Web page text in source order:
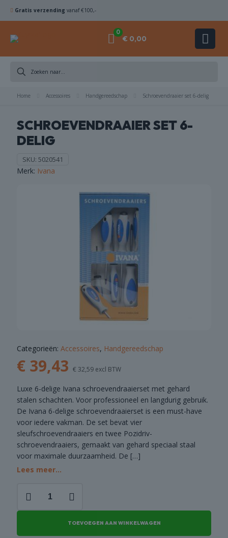
Gratis verzending vanaf €100,-
0
€ 0,00
Home Accessoires Handgereedschap Schroevendraaier set 6-delig
SCHROEVENDRAAIER SET 6-
DELIG
SKU: 5020541
Merk: Ivana
Categorieën: Accessoires, Handgereedschap
€ 39,43 € 32,59 excl BTW
Luxe 6-delige Ivana schroevendraaierset met gehard
stalen schachten. Voor professioneel en langdurig gebruik.
De Ivana 6-delige schroevendraaierset is een must-have
voor iedere vakman. De set bevat vier
sleufschroevendraaiers en twee Pozidriv-
schroevendraaiers, gemaakt van gehard speciaal staal
voor maximale duurzaamheid. De […]
Lees meer...
6-
aantal
TOEVOEGEN AAN WINKELWAGEN
HAMERBOREN